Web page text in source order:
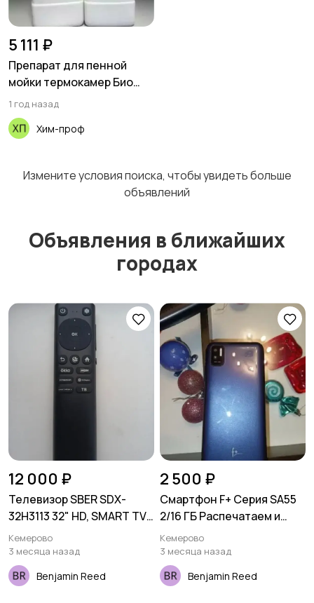
5 111 ₽
Препарат для пенной
мойки термокамер Био
309
1 год назад
Хим-проф
Измените условия поиска, чтобы увидеть больше
объявлений
Объявления в ближайших
городах
12 000 ₽
Телевизор SBER SDX-
32H3113 32" HD, SMART TV,
СБЕР ТВ, Пульт с
голосовым управлением.
Кемерово
3 месяца назад
Benjamin Reed
2 500 ₽
Смартфон F+ Серия SA55
2/16 ГБ Распечатаем и
проверим при покупке.
Цвет: синий.
Кемерово
3 месяца назад
Benjamin Reed